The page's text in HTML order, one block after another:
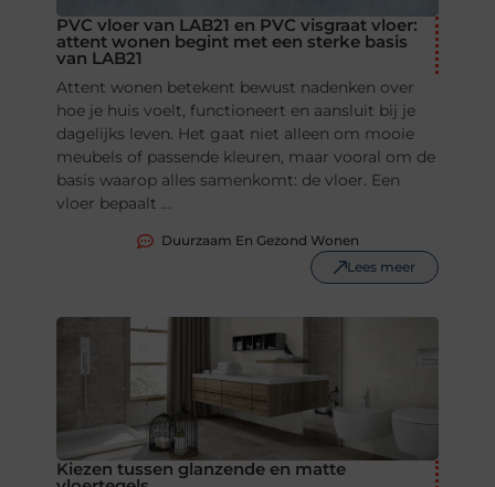
PVC vloer van LAB21 en PVC visgraat vloer:
attent wonen begint met een sterke basis
van LAB21
Attent wonen betekent bewust nadenken over
hoe je huis voelt, functioneert en aansluit bij je
dagelijks leven. Het gaat niet alleen om mooie
meubels of passende kleuren, maar vooral om de
basis waarop alles samenkomt: de vloer. Een
vloer bepaalt ...
Duurzaam En Gezond Wonen
Lees meer
Kiezen tussen glanzende en matte